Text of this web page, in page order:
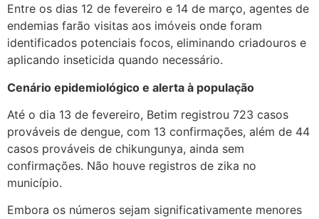
Entre os dias 12 de fevereiro e 14 de março, agentes de
endemias farão visitas aos imóveis onde foram
identificados potenciais focos, eliminando criadouros e
aplicando inseticida quando necessário.
Cenário epidemiológico e alerta à população
Até o dia 13 de fevereiro, Betim registrou 723 casos
prováveis de dengue, com 13 confirmações, além de 44
casos prováveis de chikungunya, ainda sem
confirmações. Não houve registros de zika no
município.
Embora os números sejam significativamente menores